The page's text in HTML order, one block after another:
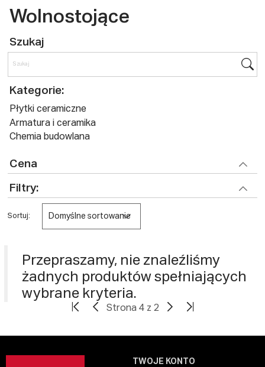
Wolnostojące
Szukaj
Kategorie:
Płytki ceramiczne
Armatura i ceramika
Chemia budowlana
Cena
Filtry:
Sortuj: Domyślne sortowanie
Przepraszamy, nie znaleźliśmy
żadnych produktów spełniających
wybrane kryteria.
Strona 4 z 2
TWOJE KONTO